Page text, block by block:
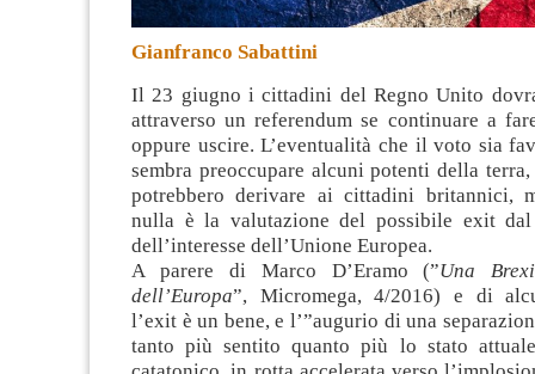
Gianfranco Sabattini
Il 23 giugno i cittadini del Regno Unito
attraverso un referendum se continuare a
oppure uscire. L’eventualità che il voto sia
sembra preoccupare alcuni potenti della
potrebbero derivare ai cittadini britannici,
nulla è la valutazione del possibile exit
dell’interesse dell’Unione Europea.
A parere di Marco D’Eramo (”Una
dell’Europa”, Micromega, 4/2016) e di
l’exit è un bene, e l’”augurio di una
tanto più sentito quanto più lo stato